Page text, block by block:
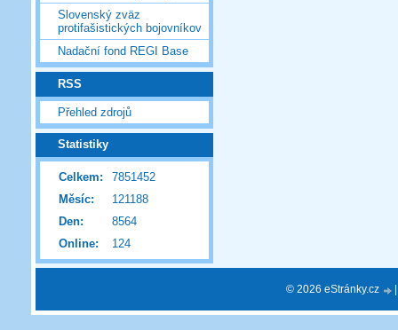
Slovenský zväz
protifašistických bojovníkov
Nadační fond REGI Base
RSS
Přehled zdrojů
Statistiky
Online: 124
Celkem:
7851452
Měsíc:
121188
Den:
8564
© 2026 eStránky.cz